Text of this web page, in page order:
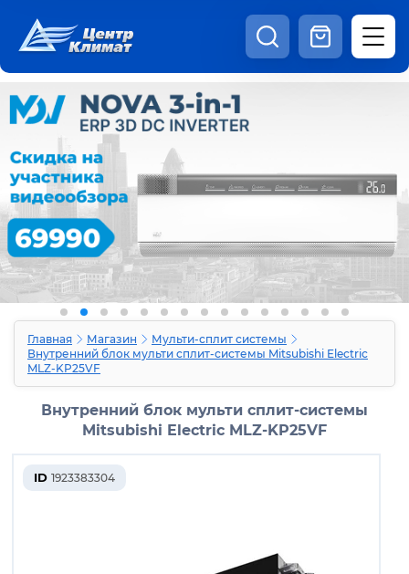
Каталог
Статьи
Наши работы Отзывы
Доставка и оплата Оферта
Контакты
8:00 - 20:00 Шоурум
Главная Магазин
Мульти-сплит системы
Внутренний блок мульти сплит-системы Mitsubishi Electric
MLZ-KP25VF
Внутренний блок мульти сплит-системы
Mitsubishi Electric MLZ-KP25VF
ID 1923383304